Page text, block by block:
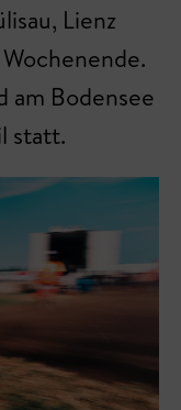
Lienz
am Bodensee
statt.